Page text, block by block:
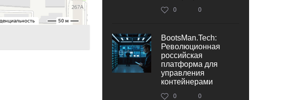
0 0
BootsMan.Tech:
Революционная
российская
платформа для
управления
контейнерами
0 0